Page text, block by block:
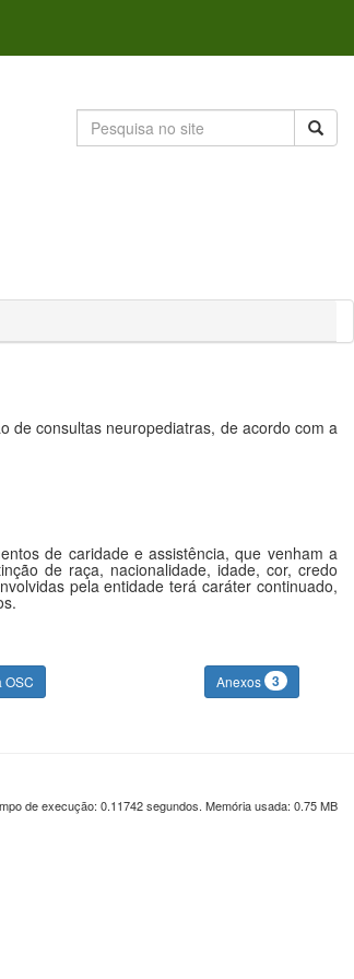
de consultas neuropediatras, de acordo com a
de caridade e assistência, que venham a
de raça, nacionalidade, idade, cor, credo
pela entidade terá caráter continuado,
OSC Anexos 3
de execução: 0.11742 segundos. Memória usada: 0.75 MB